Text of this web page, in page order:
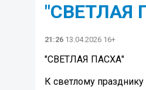
"СВЕТЛАЯ
21:26 13.04.2026 16+
"СВЕТЛАЯ ПАСХА"
К светлому